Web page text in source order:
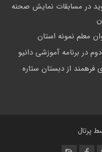
در مسابقات نمایش صحنه
معلم نمونه استان
در برنامه آموزشی دانیو
ناحیه ۲ جناب آقای فرهمند از دبستان ستاره
پرتال